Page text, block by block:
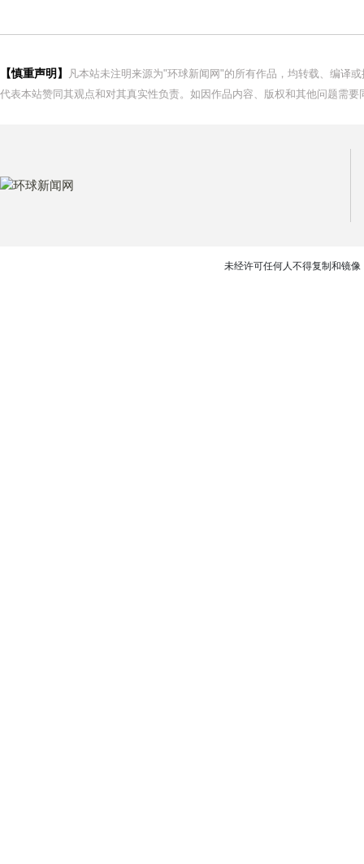
【慎重声明】
凡本站未注明来源为"环球新闻网"的所有作品，均转载、编译
代表本站赞同其观点和对其真实性负责。如因作品内容、版权和其他问题需
未经许可任何人不得复制和镜